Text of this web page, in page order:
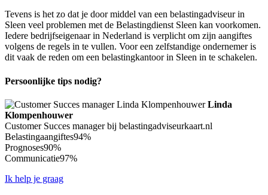
Tevens is het zo dat je door middel van een belastingadviseur in
Sleen veel problemen met de Belastingdienst Sleen kan voorkomen.
Iedere bedrijfseigenaar in Nederland is verplicht om zijn aangiftes
volgens de regels in te vullen. Voor een zelfstandige ondernemer is
dit vaak de reden om een belastingkantoor in Sleen in te schakelen.
Persoonlijke tips nodig?
Linda
Klompenhouwer
Customer Succes manager bij belastingadviseurkaart.nl
Belastingaangiftes94%
Prognoses90%
Communicatie97%
Ik help je graag